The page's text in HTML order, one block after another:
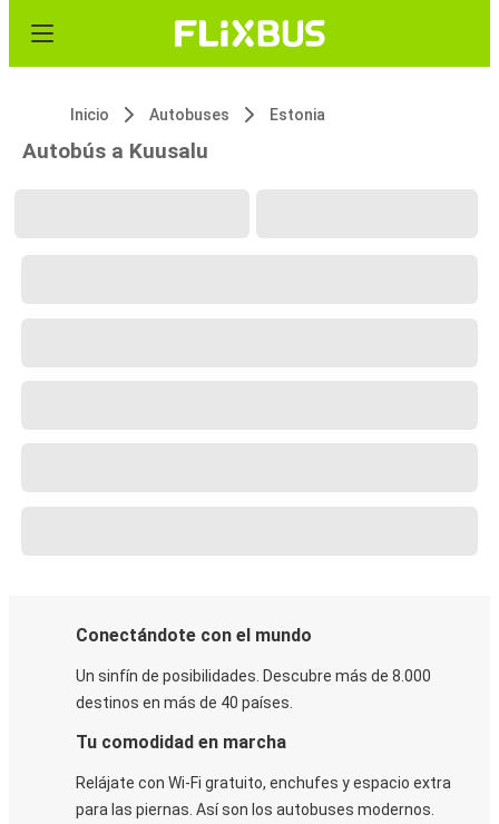
Inicio Autobuses Estonia
Autobús a Kuusalu
Conectándote con el mundo
Un sinfín de posibilidades. Descubre más de 8.000
destinos en más de 40 países.
Tu comodidad en marcha
Relájate con Wi-Fi gratuito, enchufes y espacio extra
para las piernas. Así son los autobuses modernos.